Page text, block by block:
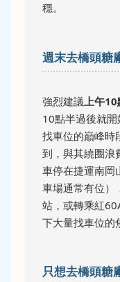
穩。
週末去橋頭糖
強烈建議 上午
10點半過後就
找車位的巔峰時
到，與其繞圈浪
車停在捷運南岡
車場通常有位）
站，或轉乘紅
下大量找車位的
只想去橋頭糖